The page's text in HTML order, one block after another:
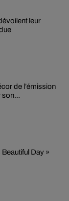
leur
de l’émission
son...
Day »